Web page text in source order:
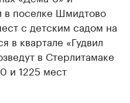
в поселке Шмидтово
с детским садом на
в квартале «Гудвил
в Стерлитамаке
и 1225 мест